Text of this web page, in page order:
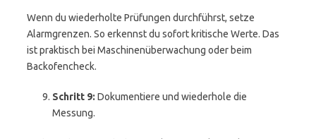
Wenn du wiederholte Prüfungen durchführst, setze
Alarmgrenzen. So erkennst du sofort kritische Werte. Das
ist praktisch bei Maschinenüberwachung oder beim
Backofencheck.
Schritt 9: Dokumentiere und wiederhole die
Messung.